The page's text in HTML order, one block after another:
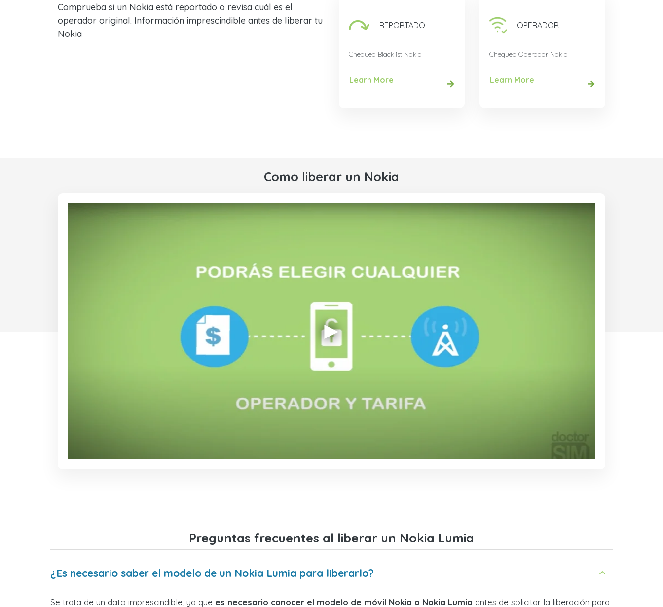
Comprueba si un Nokia está reportado o revisa cuál es el
operador original. Información imprescindible antes de liberar tu
Nokia
REPORTADO
Chequeo Blacklist Nokia
Learn More
OPERADOR
Chequeo Operador Nokia
Learn More
Como liberar un Nokia
Preguntas frecuentes al liberar un Nokia Lumia
¿Es necesario saber el modelo de un Nokia Lumia para liberarlo?
Se trata de un dato imprescindible, ya que es necesario conocer el modelo de móvil Nokia o Nokia Lumia antes de solicitar la liberación para